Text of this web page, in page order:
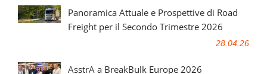
Panoramica Attuale e Prospettive di Road
Freight per il Secondo Trimestre 2026
28.04.26
AsstrA a BreakBulk Europe 2026